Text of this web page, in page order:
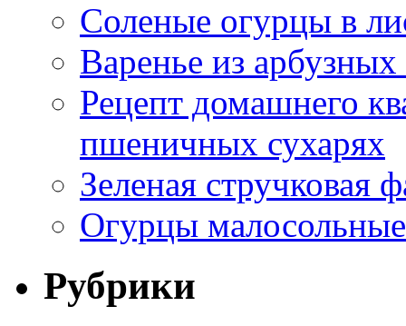
Соленые огурцы в
Варенье из
Рецепт домашнего
пшеничных сухарях
Зеленая стручковая
Огурцы
Рубрики